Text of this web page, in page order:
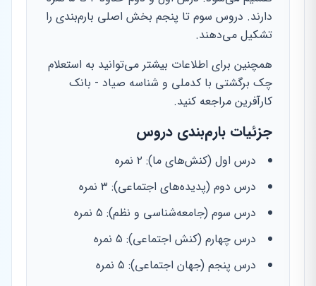
دارند. دروس سوم تا پنجم بخش اصلی بارم‌بندی را
تشکیل می‌دهند.
همچنین برای اطلاعات بیشتر می‌توانید به استعلام
چک برگشتی با کدملی و شناسه صیاد - بانک
کارآفرین مراجعه کنید.
جزئیات بارم‌بندی دروس
درس اول (کنش‌های ما): ۲ نمره
درس دوم (پدیده‌های اجتماعی): ۳ نمره
درس سوم (جامعه‌شناسی و نظم): ۵ نمره
درس چهارم (کنش اجتماعی): ۵ نمره
درس پنجم (جهان اجتماعی): ۵ نمره